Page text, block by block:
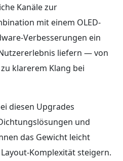
Kanäle zur
mit einem OLED-
Verbesserungen ein
liefern — von
klarerem Klang bei
diesen Upgrades
und
das Gewicht leicht
Komplexität steigern.